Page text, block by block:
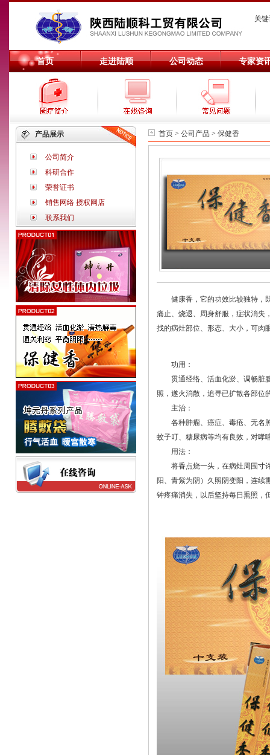
关
首页 走进陆顺 公司动态 专家资
产品展示
公司简介
科研合作
荣誉证书
销售网络 授权网店
联系我们
首页 > 公司产品 > 保健香
健康香 ，它的功效比较独特
痛止、烧退、周身舒服，症状消失
找的病灶部位、形态、大小，可肉
功用：
贯通经络、活血化淤、调畅脏腹
照，遂火消散，追寻已扩散各部位
主治：
各种肿瘤、癌症、毒疮、无名肿
蚊子叮、糖尿病等均有良效，对哮
用法：
将香点烧一头，在病灶周围寸许
阳、青紫为阴）久照阴变阳，连续
钟疼痛消失，以后坚持每日熏照，